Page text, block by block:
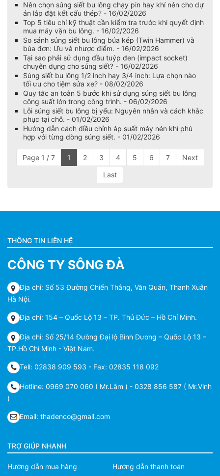
Nên chọn súng siết bu lông chạy pin hay khí nén cho dự
án lắp đặt kết cấu thép? - 16/02/2026
Top 5 tiêu chí kỹ thuật cần kiểm tra trước khi quyết định
mua máy vặn bu lông. - 16/02/2026
So sánh súng siết bu lông búa kép (Twin Hammer) và
búa đơn: Ưu và nhược điểm. - 16/02/2026
Tại sao phải sử dụng đầu tuýp đen (impact socket)
chuyên dụng cho súng siết? - 16/02/2026
Súng siết bu lông 1/2 inch hay 3/4 inch: Lựa chọn nào
tối ưu cho tiệm sửa xe? - 08/02/2026
Quy tắc an toàn 5 bước khi sử dụng súng siết bu lông
công suất lớn trong công trình. - 06/02/2026
Lỗi súng siết bu lông bị yếu: Nguyên nhân và cách khắc
phục tại chỗ. - 01/02/2026
Hướng dẫn cách điều chỉnh áp suất máy nén khí phù
hợp với từng dòng súng siết. - 01/02/2026
Page 1 / 7 1 2 3 4 5 6 7 Next
Last
THÔNG TIN LIÊN HỆ
CÔNG TY SÔNG ĐÀ
Địa chỉ: Số 53 Đường Chiến Thắng, Văn Quán, Thanh Xuân
Hà Nội.
Địa chỉ: 154 – Quốc Lộ 13 – TP. Thủ Đức – Hồ Chí Minh.
Địa chỉ: Số 25/14 Đường Đại lộ Bình Dương – Quốc Lộ 13 –
TP.Hồ Chí Minh - Việt Nam.
Tell: 02838 909 593 - Fax: 02835 118 092
Hotline: 0969 070 060 ( Mr.Lâm ) - 0328 856 587 ( Mr.Vinh
)
Email: thadenco@gmail.com
TRỢ GIÚP NHANH
Hướng dẫn mua hàng
Hướng dẫn thanh toán